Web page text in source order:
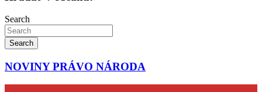
Search
Search
NOVINY PRÁVO NÁRODA